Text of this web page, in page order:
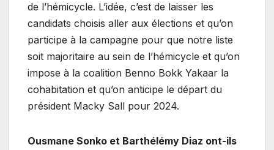
de l’hémicycle. L’idée, c’est de laisser les
candidats choisis aller aux élections et qu’on
participe à la campagne pour que notre liste
soit majoritaire au sein de l’hémicycle et qu’on
impose à la coalition Benno Bokk Yakaar la
cohabitation et qu’on anticipe le départ du
président Macky Sall pour 2024.
Ousmane Sonko et Barthélémy Diaz ont-ils